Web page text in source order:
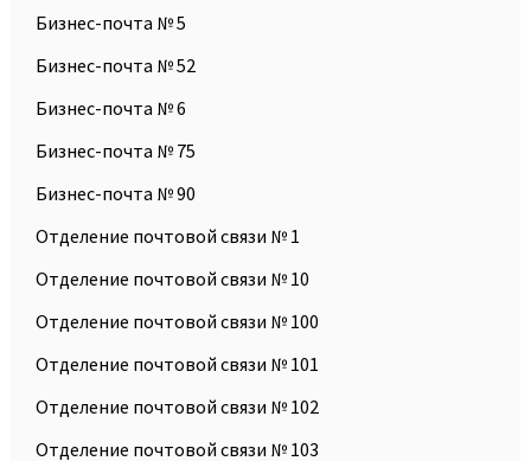
Бизнес-почта № 5
Бизнес-почта № 52
Бизнес-почта № 6
Бизнес-почта № 75
Бизнес-почта № 90
Отделение почтовой связи № 1
Отделение почтовой связи № 10
Отделение почтовой связи № 100
Отделение почтовой связи № 101
Отделение почтовой связи № 102
Отделение почтовой связи № 103